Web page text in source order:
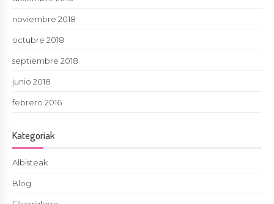
noviembre 2018
octubre 2018
septiembre 2018
junio 2018
febrero 2016
Kategoriak
Albisteak
Blog